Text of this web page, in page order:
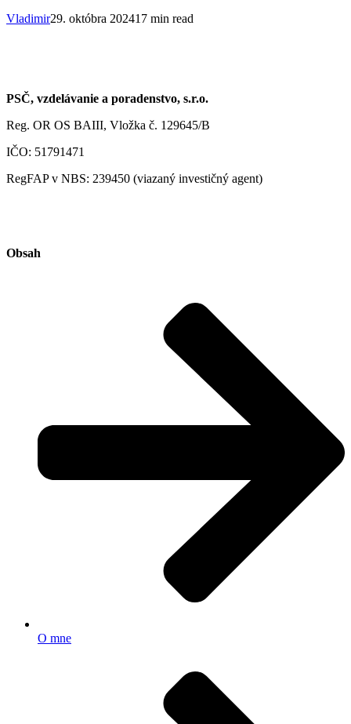
Vladimir29. októbra 202417 min read
PSČ, vzdelávanie a poradenstvo, s.r.o.
Reg. OR OS BAIII, Vložka č. 129645/B
IČO: 51791471
RegFAP v NBS: 239450 (viazaný investičný agent)
Obsah
O mne